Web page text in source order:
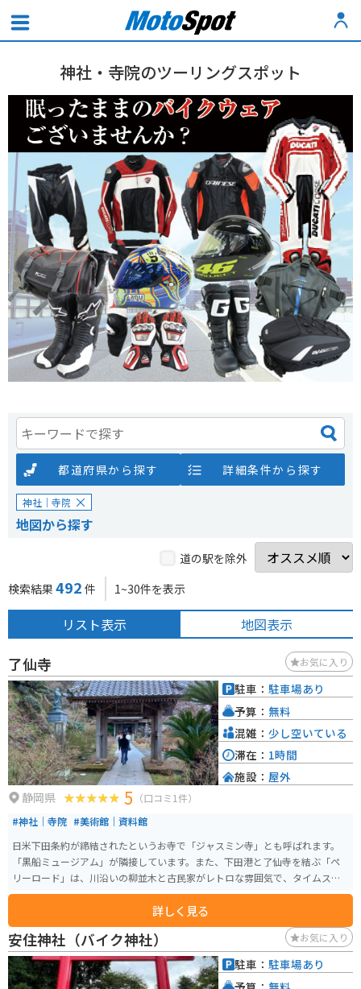
神社・寺院のツーリングスポット
都道府県から探す 詳細条件から探す
神社｜寺院
地図から探す
道の駅を除外
検索結果 492 件 1~30件を表示
リスト表示 地図表示
了仙寺 お気に入り
静岡県 5 （口コミ1件）
#神社｜寺院 #美術館｜資料館
日米下田条約が締結されたというお寺で「ジャスミン寺」とも呼ばれます。
「黒船ミュージアム」が隣接しています。また、下田港と了仙寺を結ぶ「ペ
リーロード」は、川沿いの柳並木と古民家がレトロな雰囲気で、タイムスリ
ップしたような感覚を味わえます。
詳しく見る
駐車： 駐車場あり
予算： 無料
混雑： 少し空いている
滞在： 1時間
施設： 屋外
安住神社（バイク神社） お気に入り
駐車： 駐車場あり